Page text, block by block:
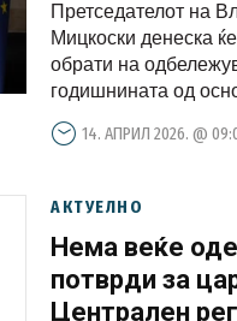
Претседателот на
Мицкоски денеска
обрати на
годишнината од
14. АПРИЛ 2026. @
АКТУЕЛНО
Нема веќе
потврди за
Централен